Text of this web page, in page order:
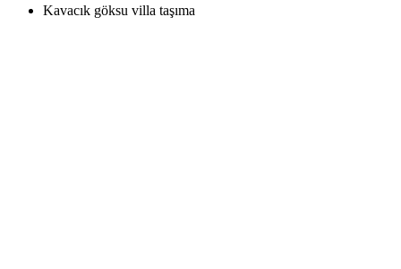
Kavacık göksu villa taşıma